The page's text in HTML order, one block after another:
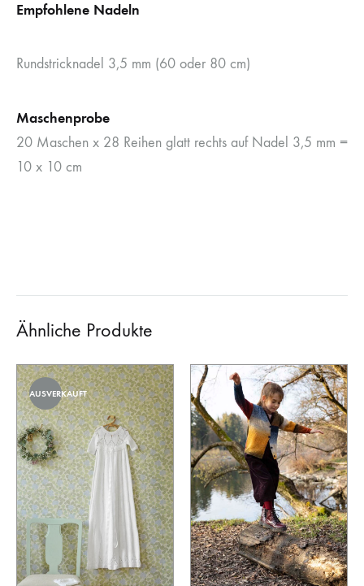
Empfohlene Nadeln
Rundstricknadel 3,5 mm (60 oder 80 cm)
Maschenprobe
20 Maschen x 28 Reihen glatt rechts auf Nadel 3,5 mm =
10 x 10 cm
Ähnliche Produkte
AUSVERKAUFT